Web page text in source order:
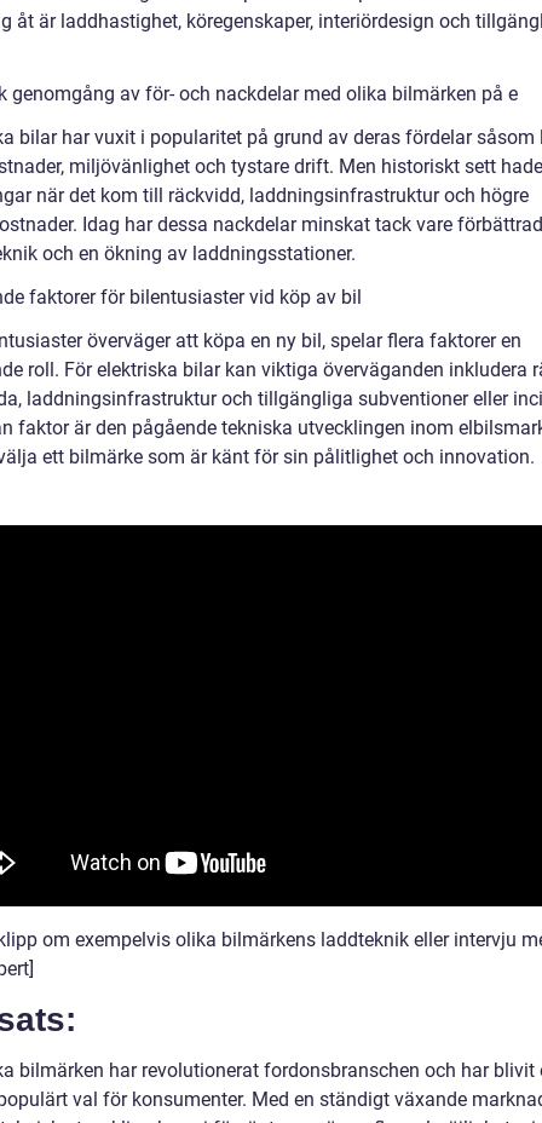
åt är laddhastighet, köregenskaper, interiördesign och
genomgång av för- och nackdelar med olika bilmärken på e
bilar har vuxit i popularitet på grund av deras fördelar såsom
miljövänlighet och tystare drift. Men historiskt sett
när det kom till räckvidd, laddningsinfrastruktur och högre
Idag har dessa nackdelar minskat tack vare förbättrad
och en ökning av laddningsstationer.
faktorer för bilentusiaster vid köp av bil
överväger att köpa en ny bil, spelar flera faktorer en
roll. För elektriska bilar kan viktiga överväganden inkludera
laddningsinfrastruktur och tillgängliga subventioner eller
faktor är den pågående tekniska utvecklingen inom
ett bilmärke som är känt för sin pålitlighet och innovation.
om exempelvis olika bilmärkens laddteknik eller intervju
bilmärken har revolutionerat fordonsbranschen och har blivit
val för konsumenter. Med en ständigt växande